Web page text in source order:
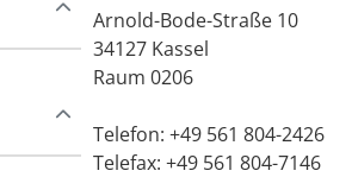
Arnold-Bode-Straße 10
34127 Kassel
Raum0206
Telefon:+49 561 804-2426
Telefax:+49 561 804-7146